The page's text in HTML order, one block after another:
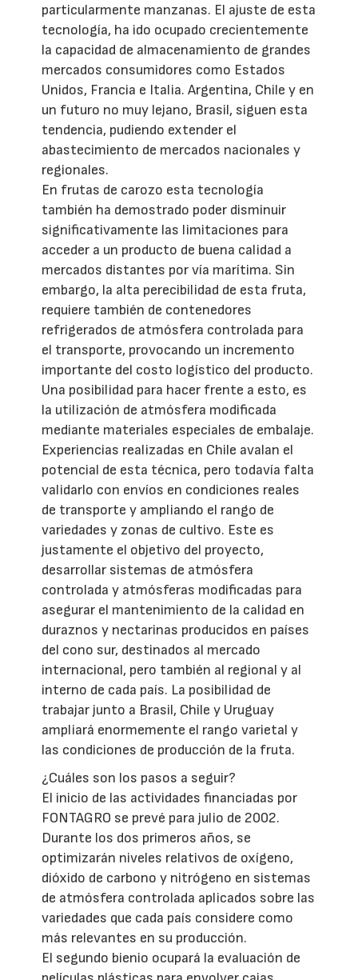
particularmente manzanas. El ajuste de esta
tecnología, ha ido ocupado crecientemente
la capacidad de almacenamiento de grandes
mercados consumidores como Estados
Unidos, Francia e Italia. Argentina, Chile y en
un futuro no muy lejano, Brasil, siguen esta
tendencia, pudiendo extender el
abastecimiento de mercados nacionales y
regionales.
En frutas de carozo esta tecnología
también ha demostrado poder disminuir
significativamente las limitaciones para
acceder a un producto de buena calidad a
mercados distantes por vía marítima. Sin
embargo, la alta perecibilidad de esta fruta,
requiere también de contenedores
refrigerados de atmósfera controlada para
el transporte, provocando un incremento
importante del costo logístico del producto.
Una posibilidad para hacer frente a esto, es
la utilización de atmósfera modificada
mediante materiales especiales de embalaje.
Experiencias realizadas en Chile avalan el
potencial de esta técnica, pero todavía falta
validarlo con envíos en condiciones reales
de transporte y ampliando el rango de
variedades y zonas de cultivo. Este es
justamente el objetivo del proyecto,
desarrollar sistemas de atmósfera
controlada y atmósferas modificadas para
asegurar el mantenimiento de la calidad en
duraznos y nectarinas producidos en países
del cono sur, destinados al mercado
internacional, pero también al regional y al
interno de cada país. La posibilidad de
trabajar junto a Brasil, Chile y Uruguay
ampliará enormemente el rango varietal y
las condiciones de producción de la fruta.
¿Cuáles son los pasos a seguir?
El inicio de las actividades financiadas por
FONTAGRO se prevé para julio de 2002.
Durante los dos primeros años, se
optimizarán niveles relativos de oxígeno,
dióxido de carbono y nitrógeno en sistemas
de atmósfera controlada aplicados sobre las
variedades que cada país considere como
más relevantes en su producción.
El segundo bienio ocupará la evaluación de